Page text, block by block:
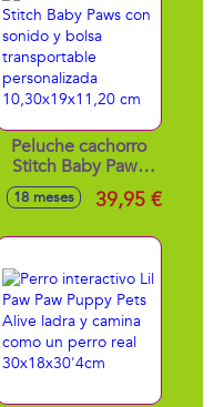
Peluche cachorro
Stitch Baby Paws
con sonido y bolsa
transportable
10,30x19x11,20 cm
18 meses 39,95 €